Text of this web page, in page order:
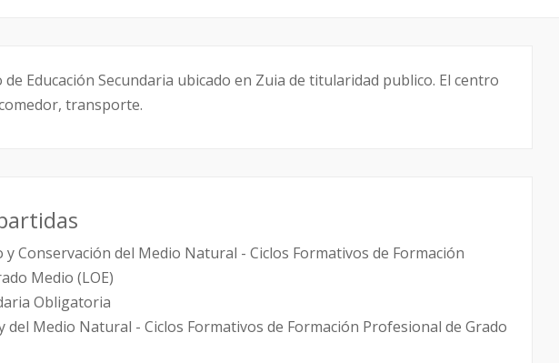
Educación Secundaria ubicado en Zuia de titularidad publico. El centro
transporte.
Conservación del Medio Natural - Ciclos Formativos de Formación
Medio (LOE)
Obligatoria
del Medio Natural - Ciclos Formativos de Formación Profesional de Grado